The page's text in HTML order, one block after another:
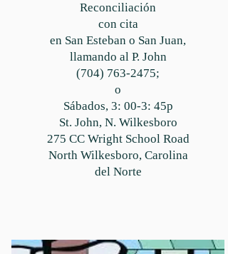
Reconciliación
con cita
en San Esteban o San Juan,
llamando al P. John
(704) 763-2475;
o
Sábados, 3: 00-3: 45p
St. John, N. Wilkesboro
275 CC Wright School Road
North Wilkesboro, Carolina
del Norte